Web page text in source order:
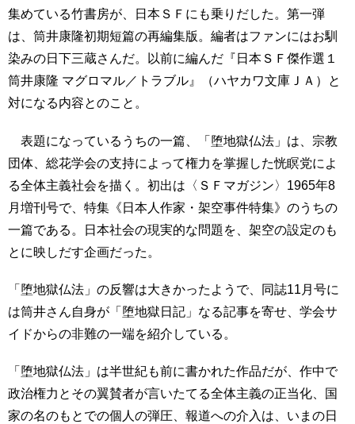
集めている竹書房が、日本ＳＦにも乗りだした。第一弾
は、筒井康隆初期短篇の再編集版。編者はファンにはお馴
染みの日下三蔵さんだ。以前に編んだ『日本ＳＦ傑作選１
筒井康隆 マグロマル／トラブル』（ハヤカワ文庫ＪＡ）と
対になる内容とのこと。
表題になっているうちの一篇、「堕地獄仏法」は、宗教
団体、総花学会の支持によって権力を掌握した恍瞑党によ
る全体主義社会を描く。初出は〈ＳＦマガジン〉1965年8
月増刊号で、特集《日本人作家・架空事件特集》のうちの
一篇である。日本社会の現実的な問題を、架空の設定のも
とに映しだす企画だった。
「堕地獄仏法」の反響は大きかったようで、同誌11月号に
は筒井さん自身が「堕地獄日記」なる記事を寄せ、学会サ
イドからの非難の一端を紹介している。
「堕地獄仏法」は半世紀も前に書かれた作品だが、作中で
政治権力とその翼賛者が言いたてる全体主義の正当化、国
家の名のもとでの個人の弾圧、報道への介入は、いまの日